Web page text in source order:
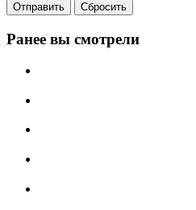
Отправить Сбросить
Ранее вы смотрели